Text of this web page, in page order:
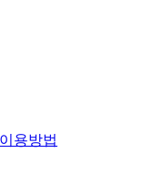
용방법